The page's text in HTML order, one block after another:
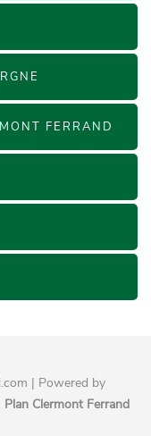
FERRAND
| Powered by
Plan Clermont Ferrand